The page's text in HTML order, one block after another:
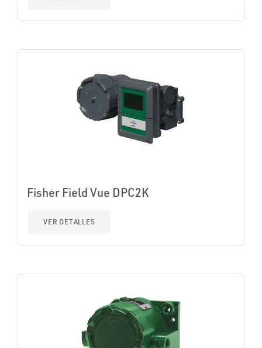
Fisher Field Vue DPC2K
VER DETALLES